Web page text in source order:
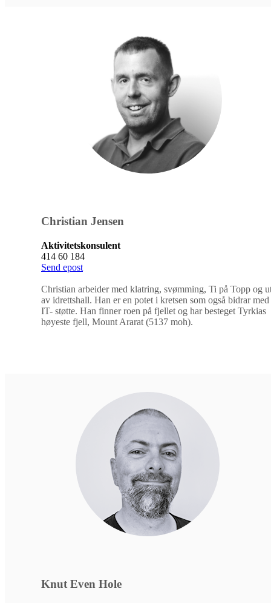
Christian Jensen
Aktivitetskonsulent
414 60 184
Send epost
Christian arbeider med klatring, svømming, Ti på Topp og
av idrettshall. Han er en potet i kretsen som også bidrar
IT- støtte. Han finner roen på fjellet og har besteget Tyrkias
høyeste fjell, Mount Ararat (5137 moh).
Knut Even Hole